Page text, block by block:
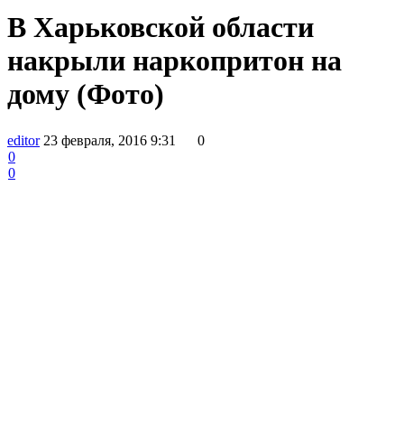
В Харьковской области
накрыли наркопритон на
дому (Фото)
editor 23 февраля, 2016 9:31
0
0
0